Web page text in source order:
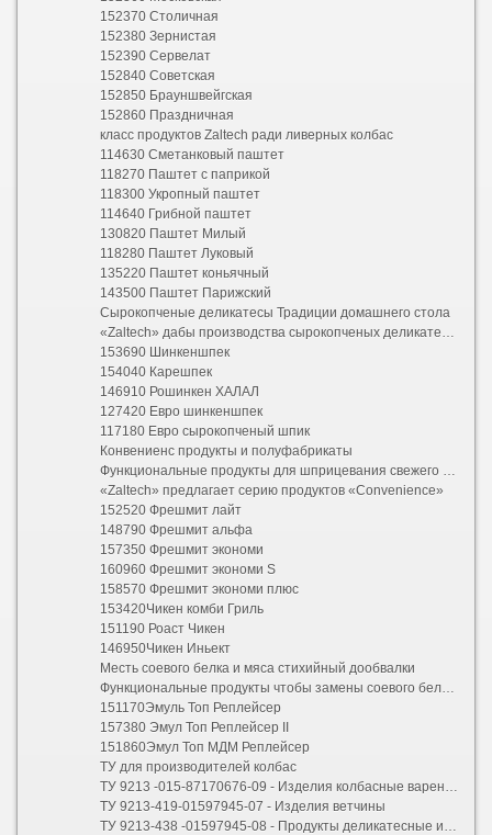
152370 Столичная
152380 Зернистая
152390 Сервелат
152840 Советская
152850 Брауншвейгская
152860 Праздничная
класс продуктов Zaltech ради ливерных колбас
114630 Сметанковый паштет
118270 Паштет с паприкой
118300 Укропный паштет
114640 Грибной паштет
130820 Паштет Милый
118280 Паштет Луковый
135220 Паштет коньячный
143500 Паштет Парижский
Сырокопченые деликатесы Традиции домашнего стола
«Zaltech» дабы производства сырокопченых деликатесов
153690 Шинкеншпек
154040 Карешпек
146910 Рошинкен ХАЛАЛ
127420 Евро шинкеншпек
117180 Евро сырокопченый шпик
Конвениенс продукты и полуфабрикаты
Функциональные продукты для шприцевания свежего мяса
«Zaltech» предлагает серию продуктов «Convenience»
152520 Фрешмит лайт
148790 Фрешмит альфа
157350 Фрешмит экономи
160960 Фрешмит экономи S
158570 Фрешмит экономи плюс
153420Чикен комби Гриль
151190 Роаст Чикен
146950Чикен Иньект
Месть соевого белка и мяса стихийный дообвалки
Функциональные продукты чтобы замены соевого белка и МДМ
151170Эмуль Топ Реплейсер
157380 Эмул Топ Реплейсер II
151860Эмул Топ МДМ Реплейсер
ТУ для производителей колбас
ТУ 9213 -015-87170676-09 - Изделия колбасные вареные
ТУ 9213-419-01597945-07 - Изделия ветчины
ТУ 9213-438 -01597945-08 - Продукты деликатесные из говядины, свинины, баранины и оленины